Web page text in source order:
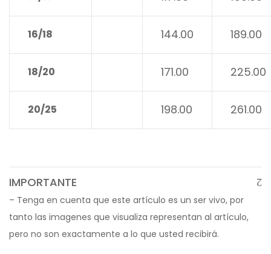
16/18 144.00 189.00
18/20 171.00 225.00
20/25 198.00 261.00
IMPORTANTE
– Tenga en cuenta que este artículo es un ser vivo, por
tanto las imagenes que visualiza representan al artículo,
pero no son exactamente a lo que usted recibirá.